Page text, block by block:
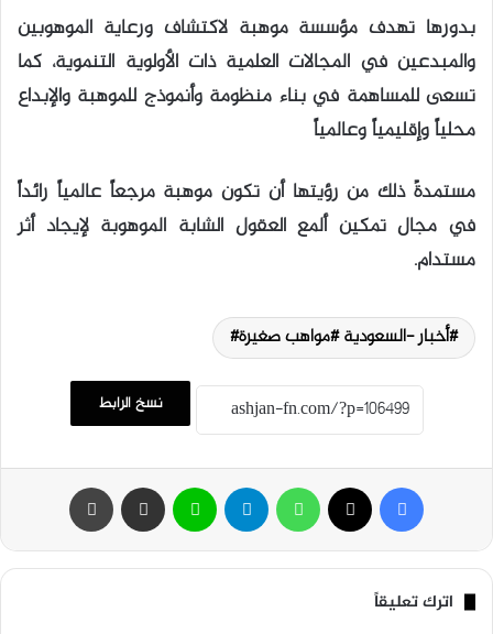
بدورها تهدف مؤسسة موهبة لاكتشاف ورعاية الموهوبين
والمبدعين في المجالات العلمية ذات الأولوية التنموية، كما
تسعى للمساهمة في بناء منظومة وأنموذج للموهبة والإبداع
محلياً وإقليمياً وعالمياً
مستمدةً ذلك من رؤيتها أن تكون موهبة مرجعاً عالمياً رائداً
في مجال تمكين ألمع العقول الشابة الموهوبة لإيجاد أثر
مستدام.
أخبار -السعودية #مواهب صغيرة#
نسخ الرابط
اترك تعليقاً